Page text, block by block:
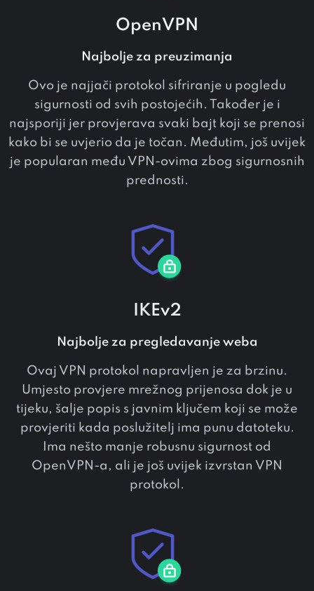
OpenVPN
Najbolje za preuzimanja
Ovo je najjači protokol sifriranje u pogledu
sigurnosti od svih postojećih. Također je i
najsporiji jer provjerava svaki bajt koji se prenosi
kako bi se uvjerio da je točan. Međutim, još uvijek
je popularan među VPN-ovima zbog sigurnosnih
prednosti.
IKEv2
Najbolje za pregledavanje weba
Ovaj VPN protokol napravljen je za brzinu.
Umjesto provjere mrežnog prijenosa dok je u
tijeku, šalje popis s javnim ključem koji se može
provjeriti kada poslužitelj ima punu datoteku.
Ima nešto manje robusnu sigurnost od
OpenVPN-a, ali je još uvijek izvrstan VPN
protokol.